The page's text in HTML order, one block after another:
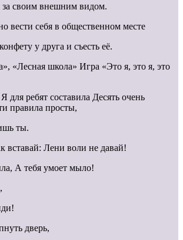
внешним видом.
себя в общественном месте
у друга и съесть её.
«Лесная школа» Игра «Это я, это я, это
Я для ребят составила Десять очень
правила просты,
ты.
вставай: Лени воли не давай!
А тебя умоет мыло!
дверь,